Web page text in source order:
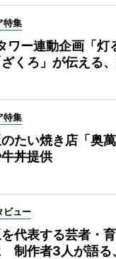
特集
ワー連動企画「灯
ざくろ」が伝える
特集
たい焼き店「奥
丼提供
ビュー
代表する芸者・
制作者3人が語る